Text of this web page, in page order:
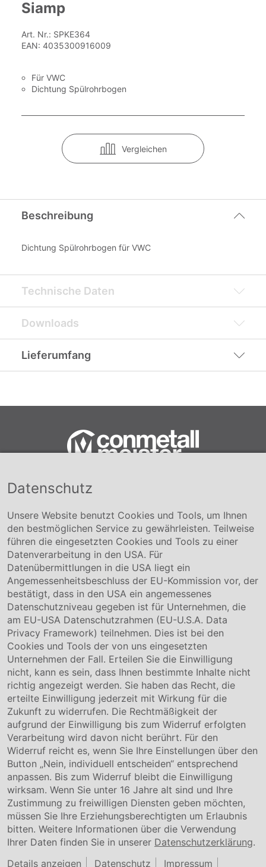
Siamp
Art. Nr.: SPKE364
EAN: 4035300916009
Für VWC
Dichtung Spülrohrbogen
Vergleichen
Beschreibung
Dichtung Spülrohrbogen für VWC
Technische Daten
Downloads
Lieferumfang
Conmetall Meister GmbH
+49 5141-180
info@conmetallmeister.de
www.conmetallmeister.de
Unternehmen
Über uns
Compliance
Hinweisgebersystem
Karriere
Service & Kontakt
Kontakt
Downloads
Garantiebedingungen
Zertifikate
Rechtliches
Impressum
AGB
Datenschutz
Cookie Einstellung
Datenschutz
Unsere Website benutzt Cookies und Tools, um Ihnen
den bestmöglichen Service zu gewährleisten. Teilweise
führen die eingesetzten Cookies und Tools zu einer
Datenverarbeitung in den USA. Für
Datenübermittlungen in die USA liegt ein
Angemessenheitsbeschluss der EU-Kommission vor, der
bestätigt, dass in den USA ein angemessenes
Datenschutzniveau gegeben ist für Unternehmen, die
am EU-USA Datenschutzrahmen (EU-U.S.A. Data
Privacy Framework) teilnehmen. Dies ist bei den
Cookies und Tools der von uns eingesetzten
Unternehmen der Fall. Erteilen Sie die Einwilligung
nicht, kann es sein, dass Ihnen bestimmte Inhalte nicht
richtig angezeigt werden. Sie haben das Recht, die
erteilte Einwilligung jederzeit mit Wirkung für die
Zukunft zu widerrufen. Die Rechtmäßigkeit der
aufgrund der Einwilligung bis zum Widerruf erfolgten
Verarbeitung wird davon nicht berührt. Für den
Widerruf reicht es, wenn Sie Ihre Einstellungen über den
Button „Nein, individuell entscheiden“ entsprechend
anpassen. Bis zum Widerruf bleibt die Einwilligung
wirksam. Wenn Sie unter 16 Jahre alt sind und Ihre
Zustimmung zu freiwilligen Diensten geben möchten,
müssen Sie Ihre Erziehungsberechtigten um Erlaubnis
bitten. Weitere Informationen über die Verwendung
Ihrer Daten finden Sie in unserer Datenschutzerklärung.
Details anzeigen
Datenschutz Impressum